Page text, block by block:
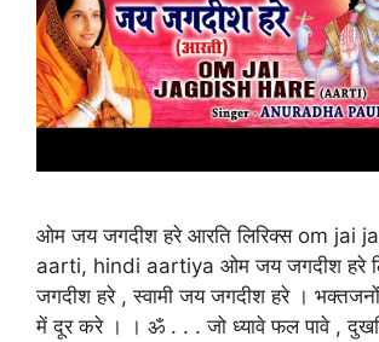
ओम जय जगदीश हरे आरति लिरिक्स om jai
aarti, hindi aartiya ओम जय जगदीश हरे
जगदीश हरे , स्वामी जय जगदीश हरे ।
में दूर करे । । ॐ . . . जो ध्यावे फल पावे ,